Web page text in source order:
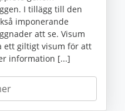
I tillägg till den
imponerande
att se. Visum
ett giltigt visum för att
information [...]